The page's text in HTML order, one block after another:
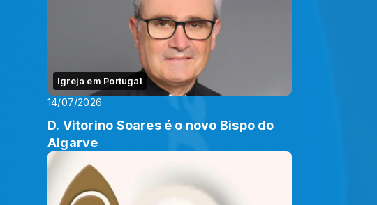
Igreja em Portugal
14/07/2026
D. Vitorino Soares é o novo Bispo do
Algarve